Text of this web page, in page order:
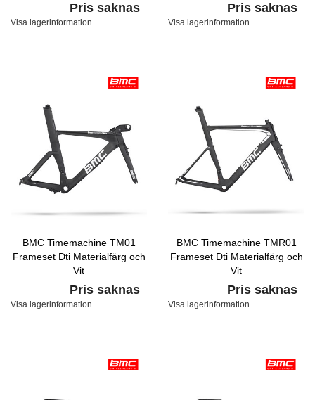
Pris saknas
Visa lagerinformation
Pris saknas
Visa lagerinformation
BMC Timemachine TM01
Frameset Dti Materialfärg och
Vit
Pris saknas
Visa lagerinformation
BMC Timemachine TMR01
Frameset Dti Materialfärg och
Vit
Pris saknas
Visa lagerinformation